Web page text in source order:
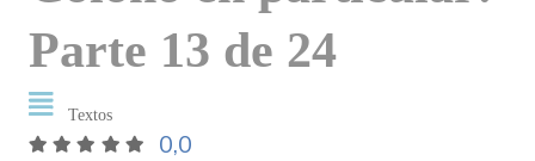
Parte 13 de 24
Textos
0,0